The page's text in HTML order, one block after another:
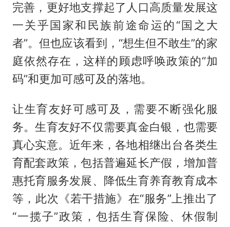
完善，更好地支撑起了人口高质量发展这
一关乎国家和民族前途命运的“国之大
者”。但也应该看到，“想生但不敢生”的家
庭依然存在，这样的顾虑呼唤政策的“加
码”和更加可感可及的落地。
让生育友好可感可及，需要不断强化服
务。生育友好不仅需要真金白银，也需要
真心实意。近年来，各地相继出台各类生
育配套政策，包括普遍延长产假，增加普
惠托育服务发展、降低生育养育教育成本
等，此次《若干措施》在“服务”上推出了
“一揽子”政策，包括生育保险、休假制